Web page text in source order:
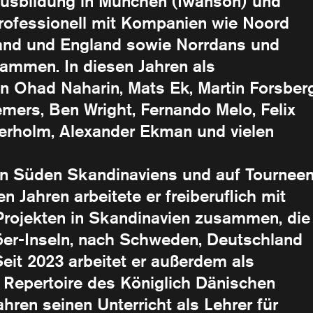
mit Kompanien wie Noord
und England sowie Norrdans und
In diesen Jahren als
Ohad Naharin, Mats Ek, Martin
Ben Wright, Fernando Melo, Felix
Alexander Ekman und vielen
Skandinaviens und auf
Jahren arbeitete er freiberuflich mit
in Skandinavien zusammen, die
Inseln, nach Schweden, Deutschland
2023 arbeitet er außerdem als
des Königlich Dänischen
seinen Unterricht als Lehrer für